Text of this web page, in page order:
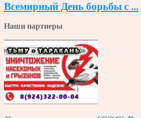
Всемирный День борьбы с ...
Наши партнеры